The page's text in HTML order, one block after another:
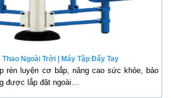
Thao Ngoài Trời | Máy Tập Đẩy Tay
rèn luyện cơ bắp, nâng cao sức khỏe, bảo
được lắp đặt ngoài...